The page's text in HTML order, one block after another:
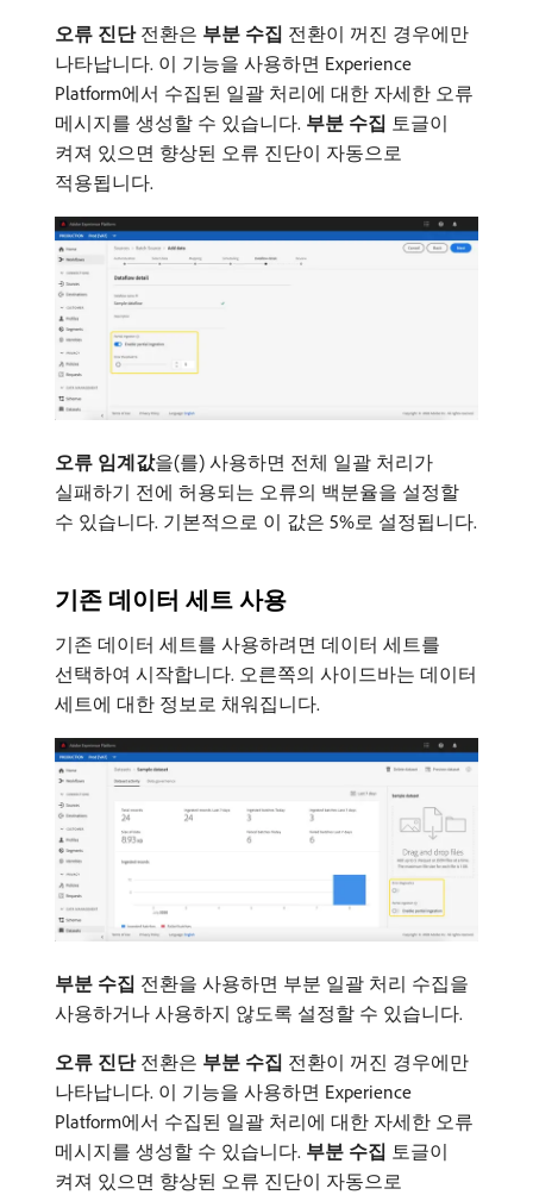
오류 진단전환은 부분 수집 전환이 꺼진 경우에만
나타납니다. 이 기능을 사용하면 Experience
Platform에서 수집된 일괄 처리에 대한 자세한 오류
메시지를 생성할 수 있습니다. 부분 수집 토글이
켜져 있으면 향상된 오류 진단이 자동으로
적용됩니다.
오류 임계값​을(를) 사용하면 전체 일괄 처리가
실패하기 전에 허용되는 오류의 백분율을 설정할
수 있습니다. 기본적으로 이 값은 5%로 설정됩니다.
기존 데이터 세트 사용
기존 데이터 세트를 사용하려면 데이터 세트를
선택하여 시작합니다. 오른쪽의 사이드바는 데이터
세트에 대한 정보로 채워집니다.
부분 수집 전환을 사용하면 부분 일괄 처리 수집을
사용하거나 사용하지 않도록 설정할 수 있습니다.
오류 진단전환은 부분 수집 전환이 꺼진 경우에만
나타납니다. 이 기능을 사용하면 Experience
Platform에서 수집된 일괄 처리에 대한 자세한 오류
메시지를 생성할 수 있습니다. 부분 수집 토글이
켜져 있으면 향상된 오류 진단이 자동으로